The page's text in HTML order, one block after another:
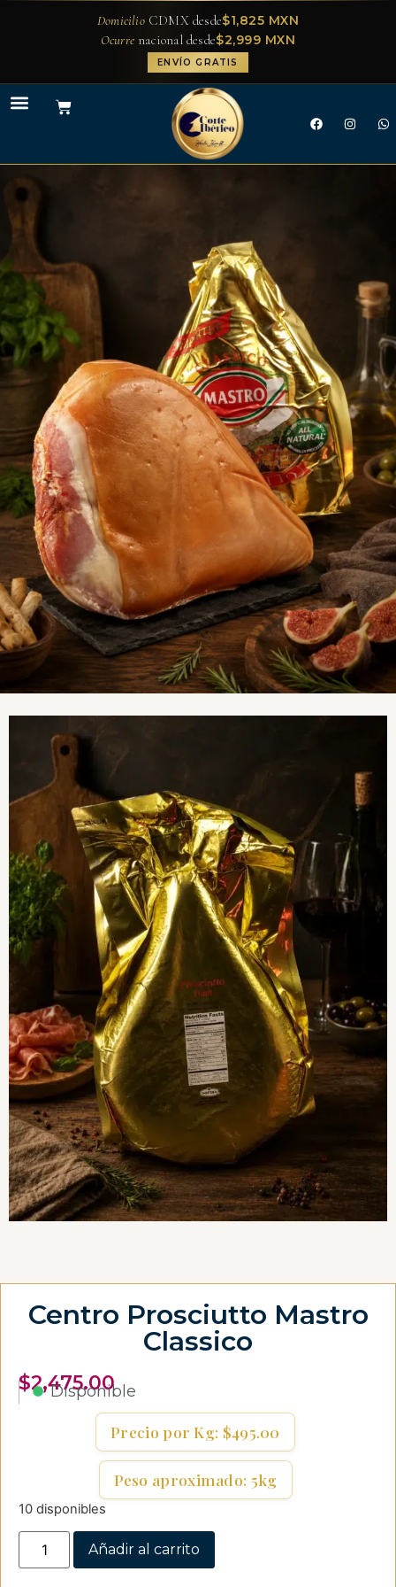
DomicilioCDMX desde$1,825 MXN
Ocurre nacional desde$2,999 MXN
ENVÍO GRATIS
Centro Prosciutto Mastro
Classico
$2,475.00
Disponible
Precio por Kg: $495.00
Peso aproximado: 5kg
10 disponibles
Añadir al carrito